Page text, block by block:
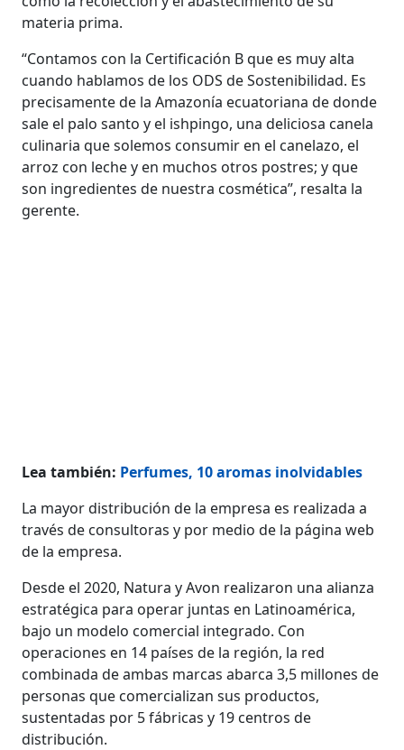
materia prima.
“Contamos con la Certificación B que es muy alta
cuando hablamos de los ODS de Sostenibilidad. Es
precisamente de la Amazonía ecuatoriana de donde
sale el palo santo y el ishpingo, una deliciosa canela
culinaria que solemos consumir en el canelazo, el
arroz con leche y en muchos otros postres; y que
son ingredientes de nuestra cosmética”, resalta la
gerente.
Lea también: Perfumes, 10 aromas inolvidables
La mayor distribución de la empresa es realizada a
través de consultoras y por medio de la página web
de la empresa.
Desde el 2020, Natura y Avon realizaron una alianza
estratégica para operar juntas en Latinoamérica,
bajo un modelo comercial integrado. Con
operaciones en 14 países de la región, la red
combinada de ambas marcas abarca 3,5 millones de
personas que comercializan sus productos,
sustentadas por 5 fábricas y 19 centros de
distribución.